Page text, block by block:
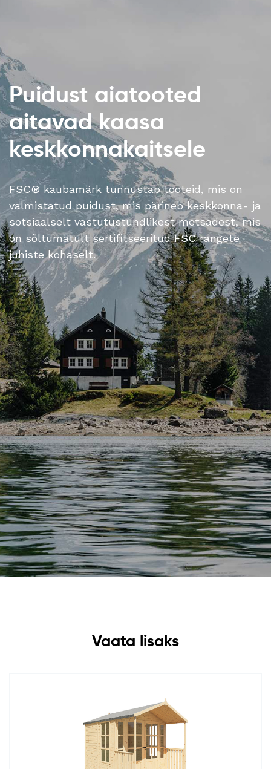
Puidust aiatooted
aitavad kaasa
keskkonnakaitsele
FSC® kaubamärk tunnustab tooteid, mis on
valmistatud puidust, mis pärineb keskkonna- ja
sotsiaalselt vastutustundlikest metsadest, mis
on sõltumatult sertifitseeritud FSC rangete
juhiste kohaselt.
Vaata lisaks